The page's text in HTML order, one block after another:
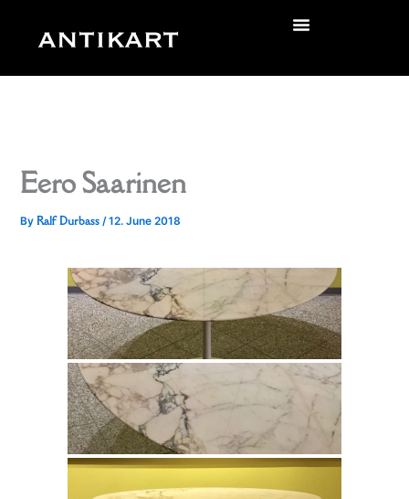
Eero Saarinen
ByRalf Durbass/12. June 2018